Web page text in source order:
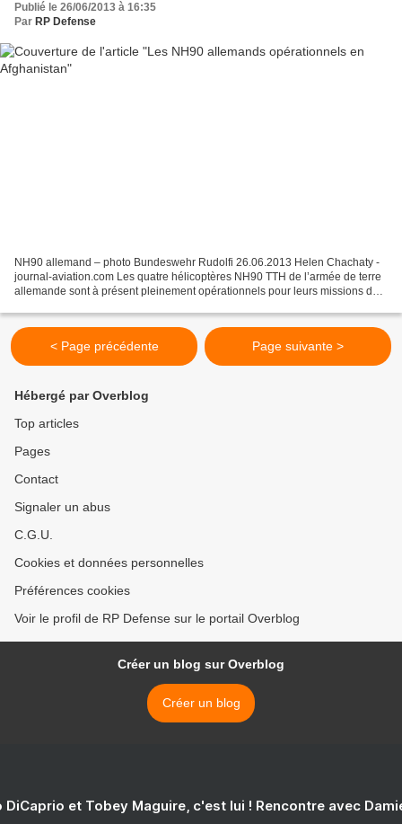
Publié le 26/06/2013 à 16:35
Par RP Defense
NH90 allemand – photo Bundeswehr Rudolfi 26.06.2013 Helen Chachaty -
journal-aviation.com Les quatre hélicoptères NH90 TTH de l’armée de terre
allemande sont à présent pleinement opérationnels pour leurs missions de
< Page précédente Page suivante >
Hébergé par Overblog
Top articles
Pages
Contact
Signaler un abus
C.G.U.
Cookies et données personnelles
Préférences cookies
Voir le profil de RP Defense sur le portail Overblog
Créer un blog sur Overblog
Créer un blog
DiCaprio et Tobey Maguire, c'est lui ! Rencontre avec